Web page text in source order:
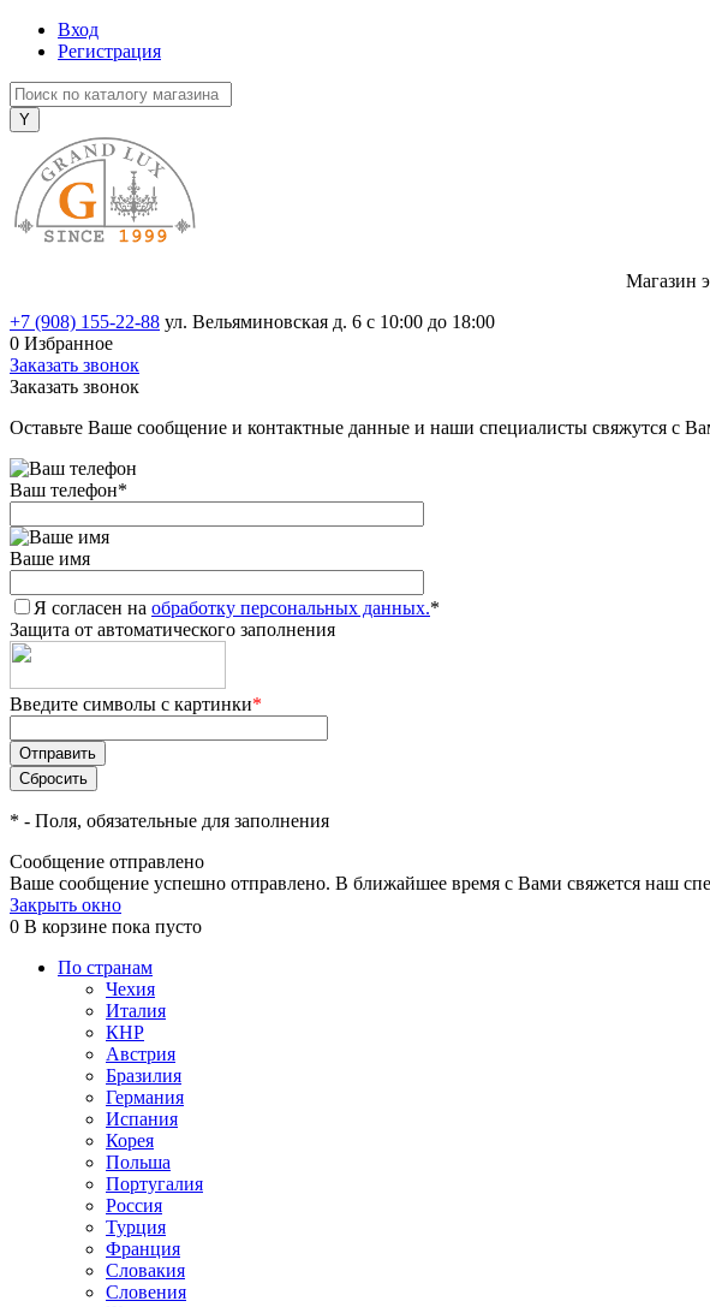
Вход
Регистрация
Магазин
+7 (908) 155-22-88 ул. Вельяминовская д. 6 с 10:00 до 18:00
0 Избранное
Заказать звонок
Заказать звонок
Оставьте Ваше сообщение и контактные данные и наши специалисты свяжутся с
Ваш телефон*
Ваше имя
Я согласен на обработку персональных данных.*
Защита от автоматического заполнения
Введите символы с картинки*
* - Поля, обязательные для заполнения
Сообщение отправлено
Ваше сообщение успешно отправлено. В ближайшее время с Вами свяжется наш
Закрыть окно
0 В корзине пока пусто
По странам
Чехия
Италия
КНР
Австрия
Бразилия
Германия
Испания
Корея
Польша
Португалия
Россия
Турция
Франция
Словакия
Словения